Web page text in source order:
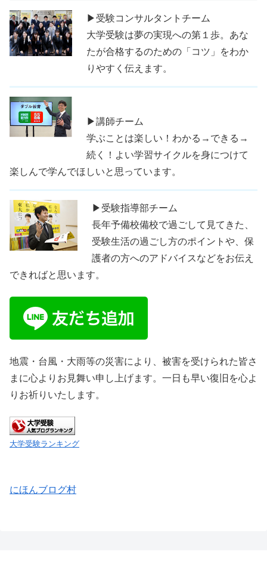
▶受験コンサルタントチーム
大学受験は夢の実現への第１歩。あな
たが合格するのための「コツ」をわか
りやすく伝えます。
▶講師チーム
学ぶことは楽しい！わかる→できる→
続く！よい学習サイクルを身につけて
楽しんで学んでほしいと思っています。
▶受験指導部チーム
長年予備校備校で過ごして見てきた、
受験生活の過ごし方のポイントや、保
護者の方へのアドバイスなどをお伝え
できればと思います。
地震・台風・大雨等の災害により、被害を受けられた皆さ
まに心よりお見舞い申し上げます。一日も早い復旧を心よ
りお祈りいたします。
大学受験ランキング
にほんブログ村